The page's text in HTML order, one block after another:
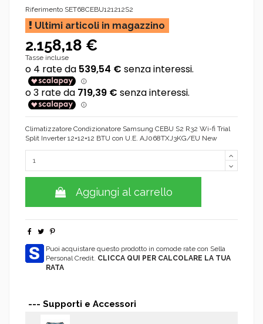
Riferimento SET68CEBU121212S2
Ultimi articoli in magazzino
2.158,18 €
Tasse incluse
Climatizzatore Condizionatore Samsung CEBU S2 R32 Wi-fi Trial
Split Inverter 12+12+12 BTU con U.E. AJ068TXJ3KG/EU New
Aggiungi al carrello
Puoi acquistare questo prodotto in comode rate con Sella
Personal Credit. CLICCA QUI PER CALCOLARE LA TUA
RATA
--- Supporti e Accessori